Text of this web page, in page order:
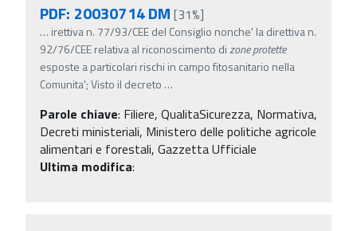
PDF: 20030714 DM [31%]
… irettiva n. 77/93/CEE del Consiglio nonche' la direttiva n.
92/76/CEE relativa al riconoscimento dizoneprotette
esposte a particolari rischi in campo fitosanitario nella
Comunita'; Visto il decreto …
Parole chiave: Filiere, QualitaSicurezza, Normativa,
Decreti ministeriali, Ministero delle politiche agricole
alimentari e forestali, Gazzetta Ufficiale
Ultima modifica: